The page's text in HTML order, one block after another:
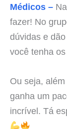
Médicos –
fazer! No
dúvidas e
você tenha
Ou seja,
ganha um
incrível. Tá